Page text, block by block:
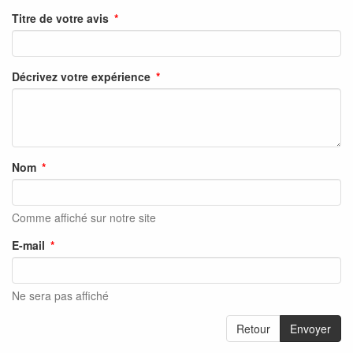
Titre de votre avis
Décrivez votre expérience
Nom
Comme affiché sur notre site
E-mail
Ne sera pas affiché
Retour Envoyer